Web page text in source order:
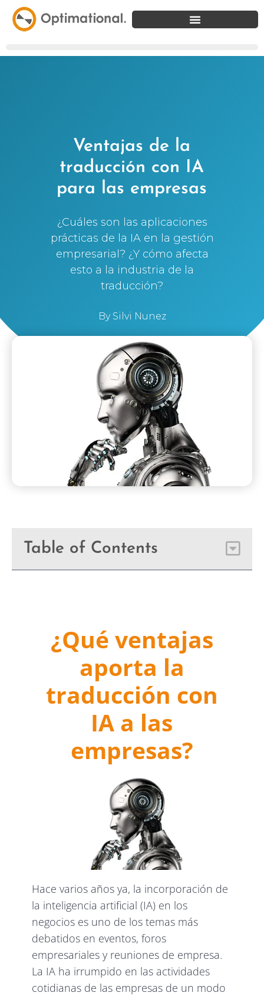
Ventajas de la
traducción con IA
para las empresas
¿Cuáles son las aplicaciones
prácticas de la IA en la gestión
empresarial? ¿Y cómo afecta
esto a la industria de la
traducción?
BySilvi Nunez
Table of Contents
¿Qué ventajas
aporta la
traducción con
IA a las
empresas?
Hace varios años ya, la incorporación de
la inteligencia artificial (IA) en los
negocios es uno de los temas más
debatidos en eventos, foros
empresariales y reuniones de empresa.
La IA ha irrumpido en las actividades
cotidianas de las empresas de un modo